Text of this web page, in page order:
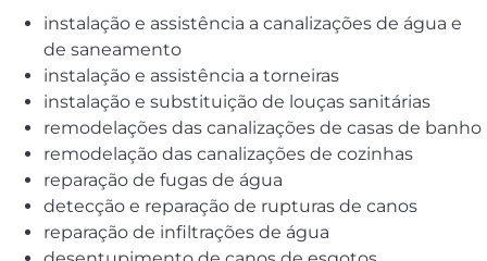
instalação e assistência a canalizações de água e
de saneamento
instalação e assistência a torneiras
instalação e substituição de louças sanitárias
remodelações das canalizações de casas de banho
remodelação das canalizações de cozinhas
reparação de fugas de água
detecção e reparação de rupturas de canos
reparação de infiltrações de água